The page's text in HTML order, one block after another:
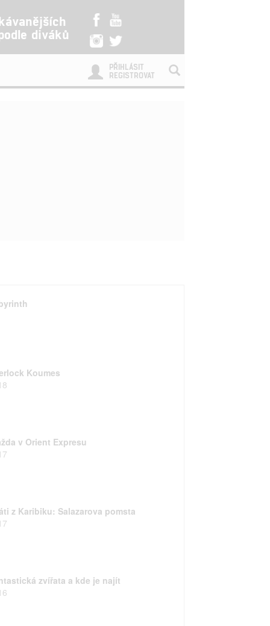
diváků
PŘIHLÁSIT
REGISTROVAT
Koumes
v Orient Expresu
z Karibiku: Salazarova pomsta
zvířata a kde je najít